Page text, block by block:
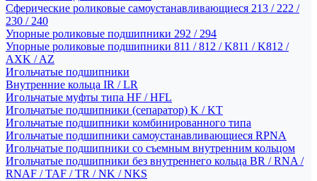
Сферические роликовые самоустанавливающиеся 213 / 222 /
230 / 240
Упорные роликовые подшипники 292 / 294
Упорные роликовые подшипники 811 / 812 / K811 / K812 /
AXK / AZ
Игольчатые подшипники
Внутренние кольца IR / LR
Игольчатые муфты типа HF / HFL
Игольчатые подшипники (сепаратор) K / KT
Игольчатые подшипники комбинированного типа
Игольчатые подшипники самоустанавливающиеся RPNA
Игольчатые подшипники со съемным внутренним кольцом
Игольчатые подшипники без внутреннего кольца BR / RNA /
RNAF / TAF / TR / NK / NKS